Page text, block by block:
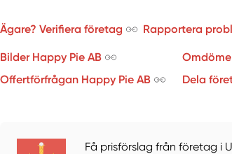
Ägare? Verifiera företag Rapportera
Bilder Happy Pie AB
Offertförfrågan Happy Pie AB
Dela
Få prisförslag från företag i